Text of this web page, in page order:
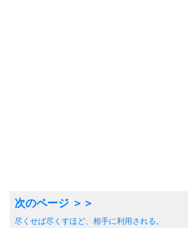
尽くせば尽くすほど、相手に利用される。